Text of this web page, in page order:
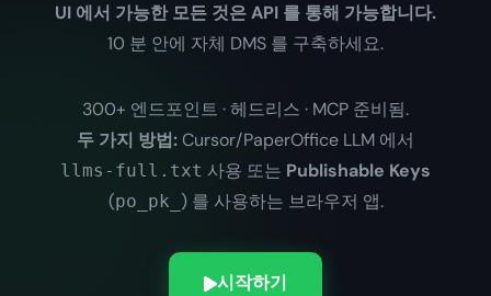
UI 에서 가능한 모든 것은 API 를 통해 가능합니다.
10 분 안에 자체 DMS 를 구축하세요.
300+ 엔드포인트 · 헤드리스 · MCP 준비됨.
두 가지 방법:Cursor/PaperOffice LLM 에서
llms-full.txt 사용 또는 Publishable Keys
(po_pk_ ) 를 사용하는 브라우저 앱.
시작하기